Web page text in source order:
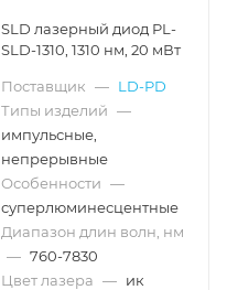
SLD лазерный диод PL-
SLD-1310, 1310 нм, 20 мВт
Поставщик — LD-PD
Типы изделий —
импульсные,
непрерывные
Особенности —
суперлюминесцентные
Диапазон длин волн, нм
— 760-7830
Цвет лазера — ик